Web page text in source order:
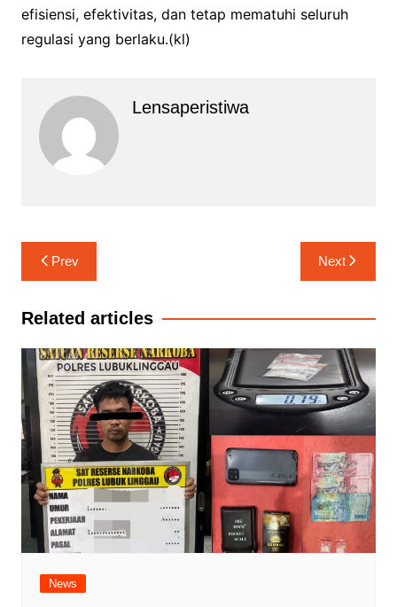
efisiensi, efektivitas, dan tetap mematuhi seluruh
regulasi yang berlaku.(kl)
Lensaperistiwa
Navigasi
pos
Prev Next
Related articles
News